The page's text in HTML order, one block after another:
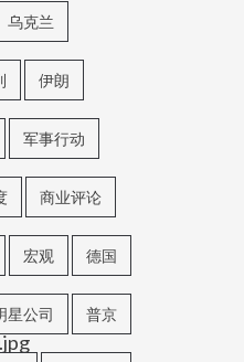
乌克兰
伊朗
军事行动
商业评论
宏观 德国
星公司 普京